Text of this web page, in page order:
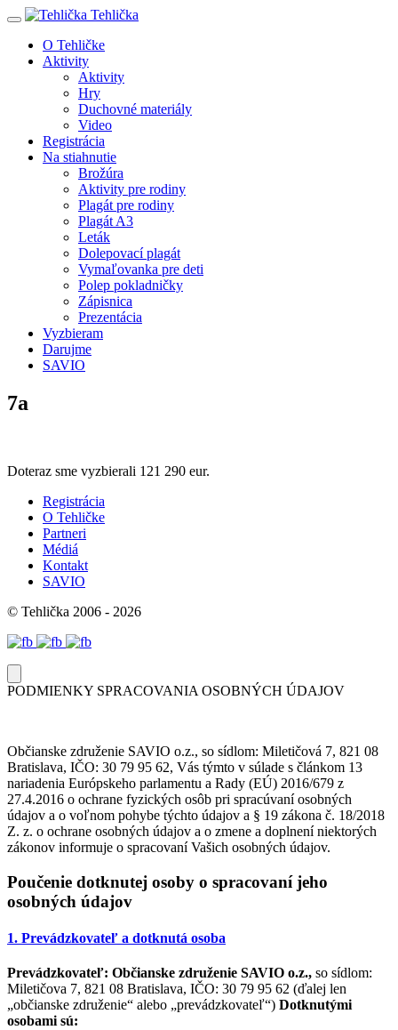
Tehlička
O Tehličke
Aktivity
Aktivity
Hry
Duchovné materiály
Video
Registrácia
Na stiahnutie
Brožúra
Aktivity pre rodiny
Plagát pre rodiny
Plagát A3
Leták
Dolepovací plagát
Vymaľovanka pre deti
Polep pokladničky
Zápisnica
Prezentácia
Vyzbieram
Darujme
SAVIO
7a
Doteraz sme vyzbierali 121 290 eur.
Registrácia
O Tehličke
Partneri
Médiá
Kontakt
SAVIO
© Tehlička 2006 - 2026
PODMIENKY SPRACOVANIA OSOBNÝCH ÚDAJOV
Občianske združenie SAVIO o.z., so sídlom: Miletičová 7, 821 08
Bratislava, IČO: 30 79 95 62, Vás týmto v súlade s článkom 13
nariadenia Európskeho parlamentu a Rady (EÚ) 2016/679 z
27.4.2016 o ochrane fyzických osôb pri spracúvaní osobných
údajov a o voľnom pohybe týchto údajov a § 19 zákona č. 18/2018
Z. z. o ochrane osobných údajov a o zmene a doplnení niektorých
zákonov informuje o spracovaní Vašich osobných údajov.
Poučenie dotknutej osoby o spracovaní jeho
osobných údajov
1. Prevádzkovateľ a dotknutá osoba
Prevádzkovateľ: Občianske združenie SAVIO o.z., so sídlom:
Miletičova 7, 821 08 Bratislava, IČO: 30 79 95 62 (ďalej len
„občianske združenie“ alebo „prevádzkovateľ“) Dotknutými
osobami sú: